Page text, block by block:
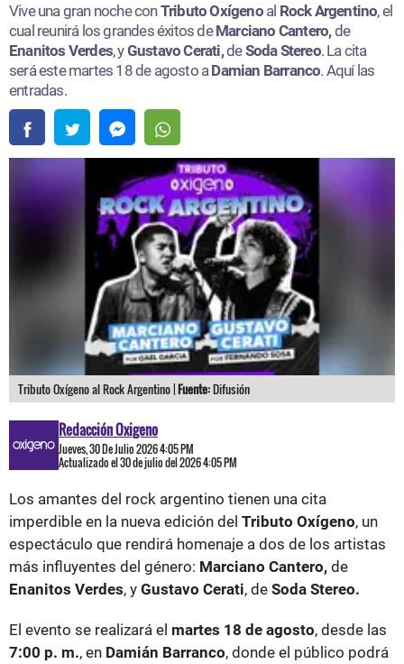
Vive una gran noche conTributo Oxígenoal Rock Argentino, el
cual reunirá los grandes éxitos deMarciano Cantero,de
Enanitos Verdes, yGustavo Cerati,deSoda Stereo. La cita
será este martes 18 de agosto a Damian Barranco. Aquí las
entradas.​
Tributo Oxígeno al Rock Argentino |Fuente:Difusión
Redacción Oxigeno
Jueves, 30 De Julio 2026 4:05 PM
Actualizado el 30 de julio del 2026 4:05 PM
Los amantes del rock argentino tienen una cita
imperdible en la nueva edición del Tributo Oxígeno, un
espectáculo que rendirá homenaje a dos de los artistas
más influyentes del género: Marciano Cantero, de
Enanitos Verdes, y Gustavo Cerati, de Soda Stereo.
El evento se realizará el martes 18 de agosto, desde las
7:00 p. m., en Damián Barranco, donde el público podrá